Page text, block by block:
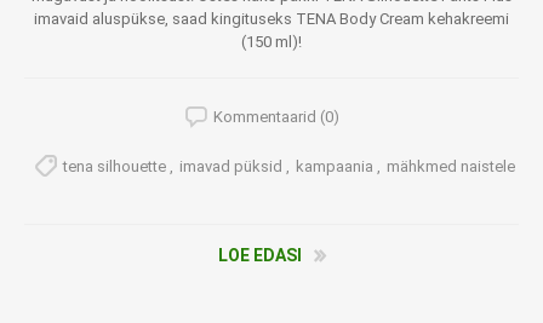
imavaid aluspükse, saad kingituseks TENA Body Cream kehakreemi
(150 ml)!
Kommentaarid (0)
tena silhouette , imavad püksid , kampaania , mähkmed naistele
LOE EDASI